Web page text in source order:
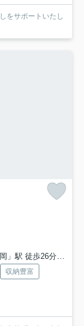
をサポートいたし
」駅 徒歩26分
収納豊富